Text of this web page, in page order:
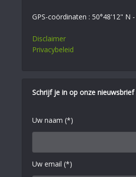
GPS-coördinaten : 50°48'12" N
Disclaimer
Privacybeleid
Schrijf je in op onze nieuwsbrief
Uw naam (*)
Uw email (*)